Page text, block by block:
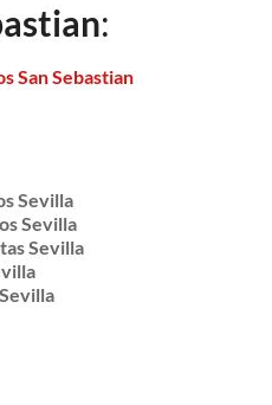
:
San Sebastian
Sevilla
Sevilla
Sevilla